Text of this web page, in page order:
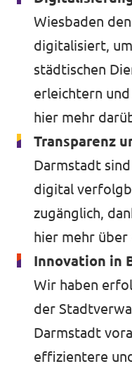
Wiesbaden
digitalisiert,
städtischen
erleichtern
hier mehr
Transparenz
Darmstadt
digital
zugänglich,
hier mehr über
Innovation in
Wir haben
der
Darmstadt
effizientere